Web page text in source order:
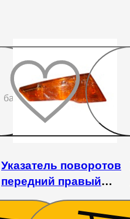
До
бажаного
Указатель поворотов
передний правый
DW244